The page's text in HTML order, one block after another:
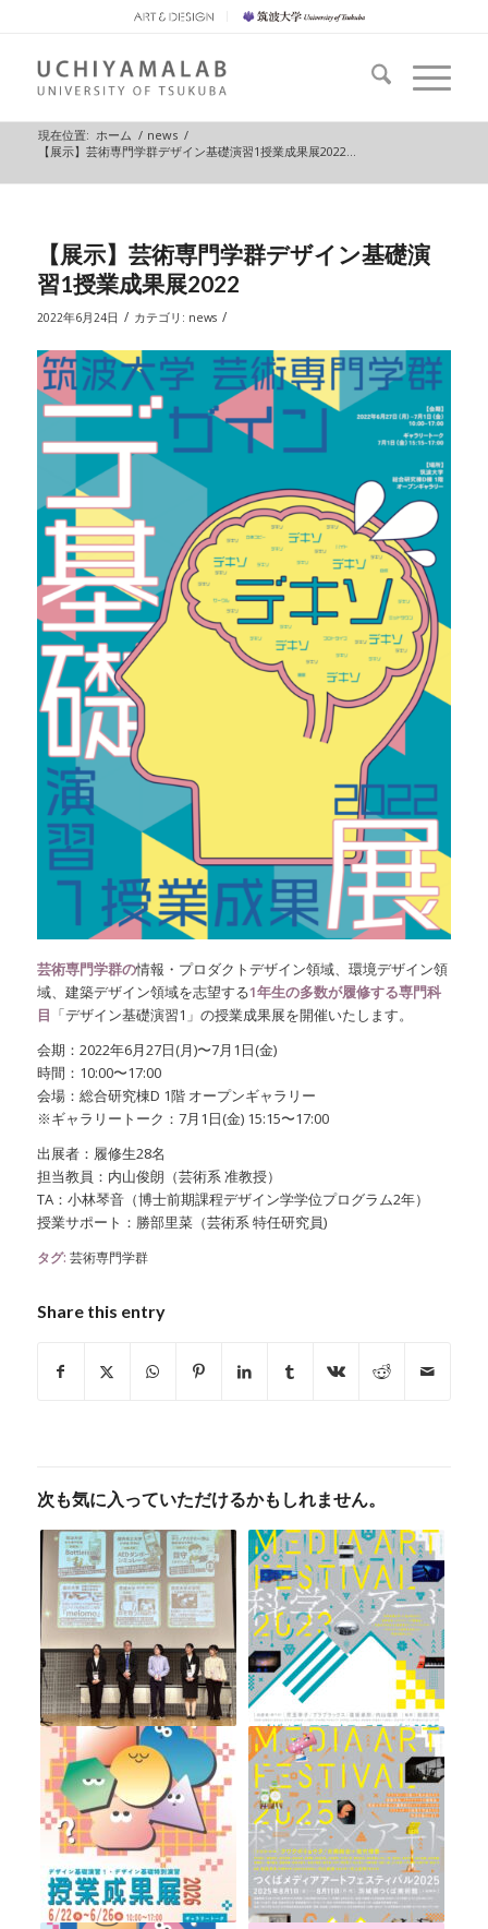
現在位置: ホーム / news /
【展示】芸術専門学群デザイン基礎演習1授業成果展2022...
【展示】芸術専門学群デザイン基礎演
習1授業成果展2022
2022年6月24日 / カテゴリ: news /
芸術専門学群の情報・プロダクトデザイン領域、環境デザイン領
域、建築デザイン領域を志望する1年生の多数が履修する専門科
目 「デザイン基礎演習1」の授業成果展を開催いたします。
会期：2022年6月27日(月)〜7月1日(金)
時間：10:00〜17:00
会場：総合研究棟D 1階 オープンギャラリー
※ギャラリートーク：7月1日(金) 15:15〜17:00
出展者：履修生28名
担当教員：内山俊朗（芸術系 准教授）
TA：小林琴音（博士前期課程デザイン学学位プログラム2年）
授業サポート：勝部里菜（芸術系 特任研究員)
タグ: 芸術専門学群
Share this entry
次も気に入っていただけるかもしれません。